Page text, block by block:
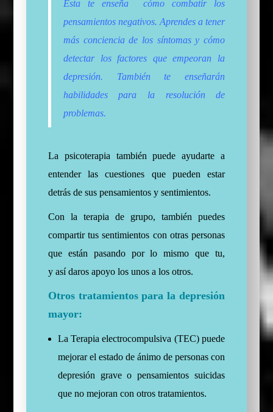
Ésta te enseña cómo combatir los
pensamientos negativos. Aprendes a tener
más conciencia de los síntomas y cómo
detectar los factores que empeoran la
depresión. También te enseñarán
habilidades para la resolución de
problemas.
La psicoterapia también puede ayudarte a
entender las cuestiones que pueden estar
detrás de sus pensamientos y sentimientos.
Con la terapia de grupo, también puedes
compartir tus sentimientos con otras personas
que están pasando por lo mismo que tu,
y asídaros apoyo los unos a los otros.
Otros tratamientos para la depresión
mayor:
La Terapia electrocompulsiva (TEC) puede
mejorar el estado de ánimo de personas con
depresión grave o pensamientos suicidas
que no mejoran con otros tratamientos.